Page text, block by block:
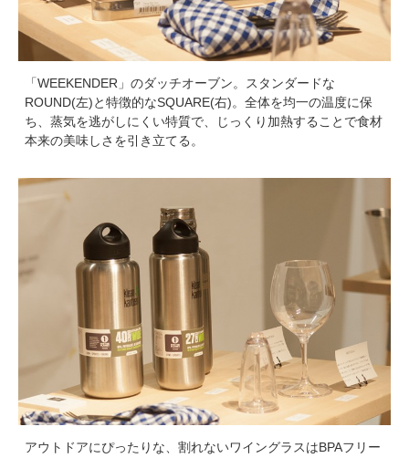
「WEEKENDER」のダッチオーブン。スタンダードな
ROUND(左)と特徴的なSQUARE(右)。全体を均一の温度に保
ち、蒸気を逃がしにくい特質で、じっくり加熱することで食材
本来の美味しさを引き立てる。
アウトドアにぴったりな、割れないワイングラスはBPAフリー